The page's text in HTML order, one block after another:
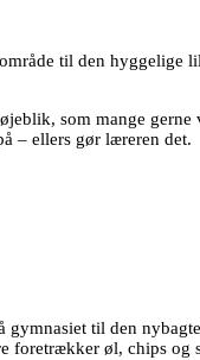
til den hyggelige
som mange
– ellers gør læreren det.
til den
foretrækker øl, chips og